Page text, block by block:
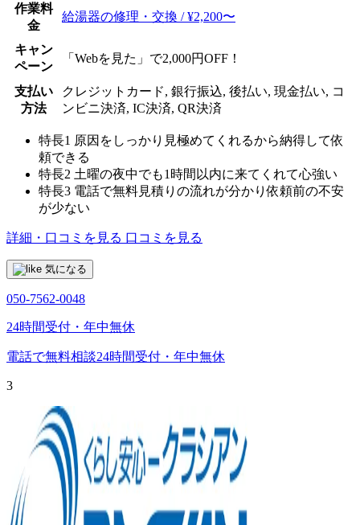
作業料
金
給湯器の修理・交換 / ¥2,200〜
キャン
ペーン
「Webを見た」で2,000円OFF！
支払い
方法
クレジットカード, 銀行振込, 後払い, 現金払い, コ
ンビニ決済, IC決済, QR決済
特長1 原因をしっかり見極めてくれるから納得して依
頼できる
特長2 土曜の夜中でも1時間以内に来てくれて心強い
特長3 電話で無料見積りの流れが分かり依頼前の不安
が少ない
詳細・口コミを見る 口コミを見る
気になる
050-7562-0048
24時間受付・年中無休
電話で無料相談24時間受付・年中無休
3